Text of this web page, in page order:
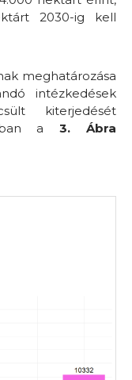
2030-ig kell
meghatározása
intézkedések
kiterjedését
a3. Ábra